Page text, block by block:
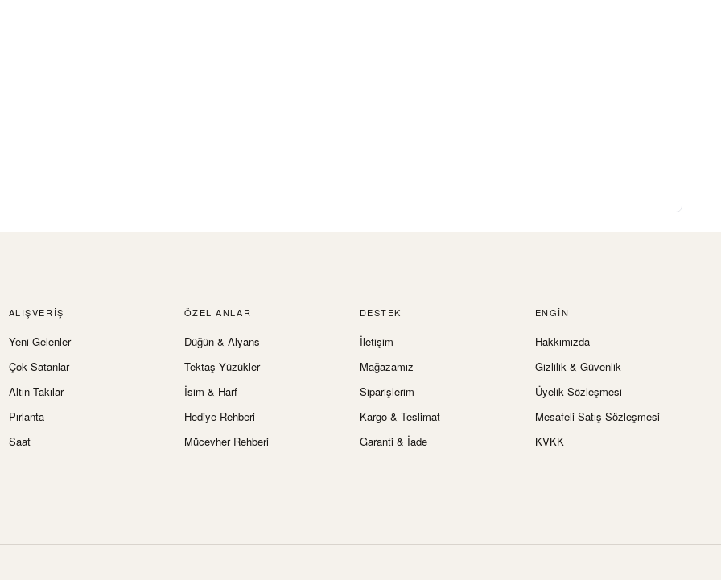
ALIŞVERIŞ
Yeni Gelenler
Çok Satanlar
Altın Takılar
Pırlanta
Saat
ÖZEL ANLAR
Düğün & Alyans
Tektaş Yüzükler
İsim & Harf
Hediye Rehberi
Mücevher Rehberi
DESTEK
İletişim
Mağazamız
Siparişlerim
Kargo & Teslimat
Garanti & İade
ENGIN
Hakkımızda
Gizlilik & Güvenlik
Üyelik Sözleşmesi
Mesafeli Satış Sözleşmesi
KVKK